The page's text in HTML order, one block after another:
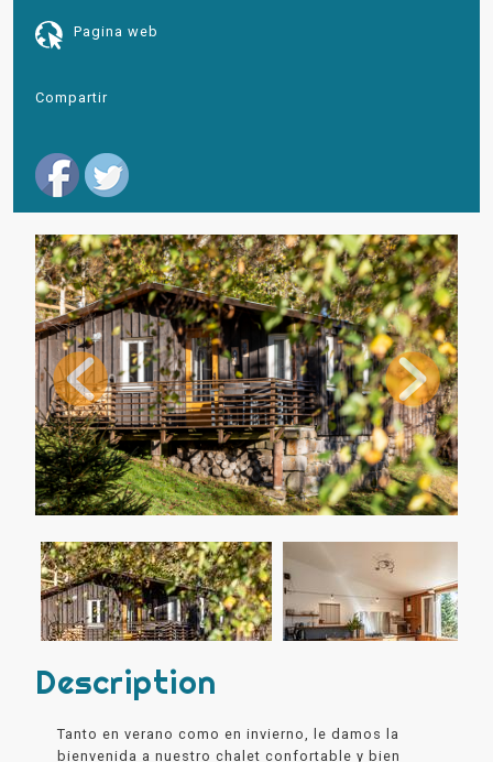
Pagina web
Compartir
Description
Tanto en verano como en invierno, le damos la
bienvenida a nuestro chalet confortable y bien